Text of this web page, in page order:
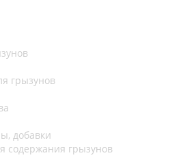
грызунов
добавки
содержания грызунов